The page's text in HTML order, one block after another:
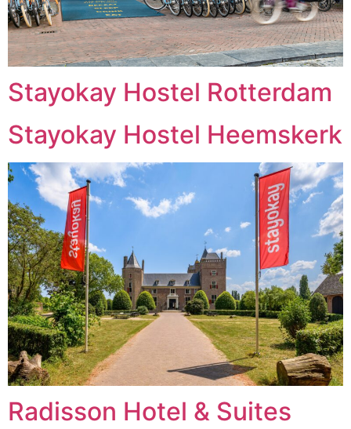
Stayokay Hostel Rotterdam
Stayokay Hostel Heemskerk
Radisson Hotel & Suites